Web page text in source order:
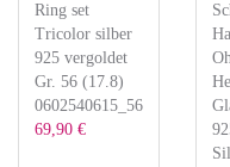
Ring set
Tricolor silber
925 vergoldet
Gr. 56 (17.8)
0602540615_56
69,90 €